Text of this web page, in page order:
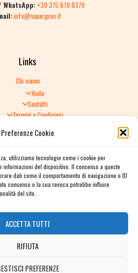
Preferenze Cookie
utilizziamo tecnologie come i cookie per
del dispositivo. Il consenso a queste
dati come il comportamento di navigazione o ID
consenso o la sua revoca potrebbe influire
del sito.
ACCETTA TUTTI
RIFIUTA
PREFERENZE
WhatsApp: +39 375 678 6379
info@supergros.it
Links
Chi siamo
Aiuto
Contatti
Termini e Condizioni
Politica di Reso
Spedizione e consegna
Informativa sulla Privacy
Cookie Policy
Facebook
Instagram
Twitter / X